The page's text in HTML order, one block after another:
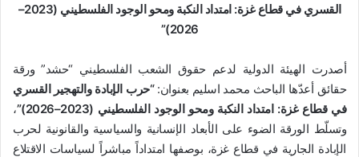
القسري في قطاع غزة: امتداد النكبة ومحو الوجود الفلسطيني (2023–
2026)”
أصدرت الهيئة الدولية لدعم حقوق الشعب الفلسطيني “حشد” ورقة
حقائق أعدّها الباحث محمد اسليم بعنوان:“حرب الإبادة والتهجير القسري
في قطاع غزة: امتداد النكبة ومحو الوجود الفلسطيني (2023–2026)”
،
وتسلّط الورقة الضوء على الأبعاد الإنسانية والسياسية والقانونية لحرب
الإبادة الجارية في قطاع غزة، بوصفها امتداداً مباشراً لسياسات الاقتلاع